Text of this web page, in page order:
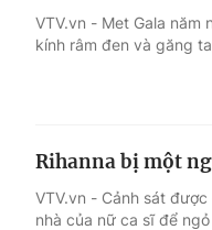
VTV.vn - Met Gala
kính râm đen và găng
Rihanna bị một
VTV.vn - Cảnh sát
nhà của nữ ca sĩ để